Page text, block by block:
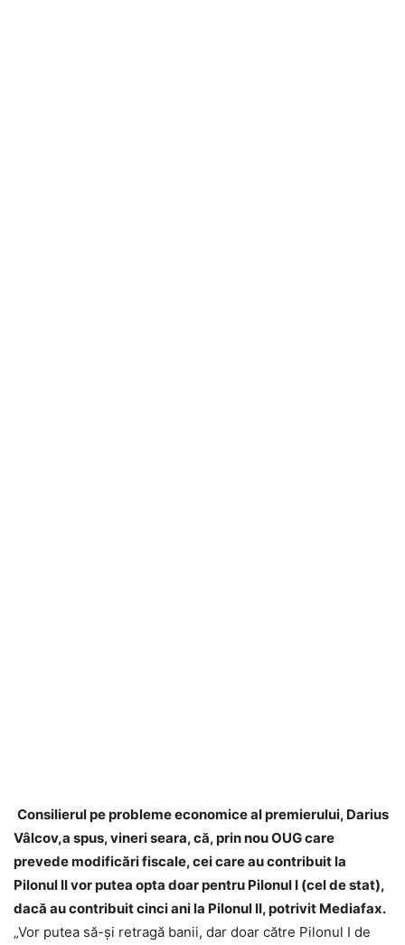
Consilierul pe probleme economice al premierului, Darius
Vâlcov,a spus, vineri seara, că, prin nou OUG care
prevede modificări fiscale, cei care au contribuit la
Pilonul II vor putea opta doar pentru Pilonul I (cel de stat),
dacă au contribuit cinci ani la Pilonul II, potrivit Mediafax.
„Vor putea să-și retragă banii, dar doar către Pilonul I de